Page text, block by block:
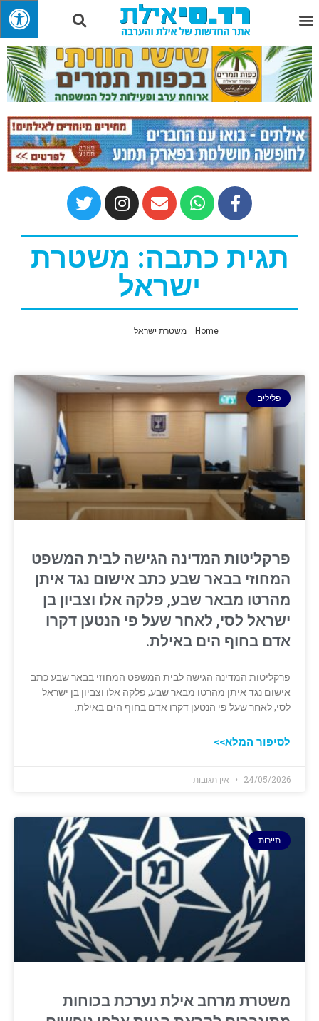
תגית כתבה: משטרת
ישראל
Home משטרת ישראל
פלילים
פרקליטות המדינה הגישה לבית המשפט
המחוזי בבאר שבע כתב אישום נגד איתן
מהרטו מבאר שבע, פלקה אלו וצביון בן
ישראל לסי, לאחר שעל פי הנטען דקרו
אדם בחוף הים באילת.
פרקליטות המדינה הגישה לבית המשפט המחוזי בבאר שבע כתב
אישום נגד איתן מהרטו מבאר שבע, פלקה אלו וצביון בן ישראל
לסי, לאחר שעל פי הנטען דקרו אדם בחוף הים באילת.
לסיפור המלא>>
24/05/2026 אין תגובות
תיירות
משטרת מרחב אילת נערכת בכוחות